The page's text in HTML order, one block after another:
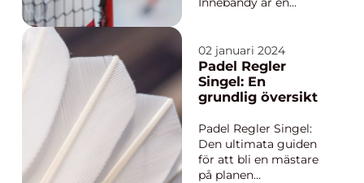
Östergötland, vilket är
en region belägen i
södra Sverige. Denna
sport innefattar ett
spel med fokus på
skicklighet och
lagarbete. ...
02 januari 2024
Padel Regler
Singel: En
grundlig översikt
Padel Regler Singel:
Den ultimata guiden
för att bli en mästare
på planen